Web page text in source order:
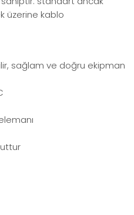
üzerine kablo
sağlam ve doğru ekipman